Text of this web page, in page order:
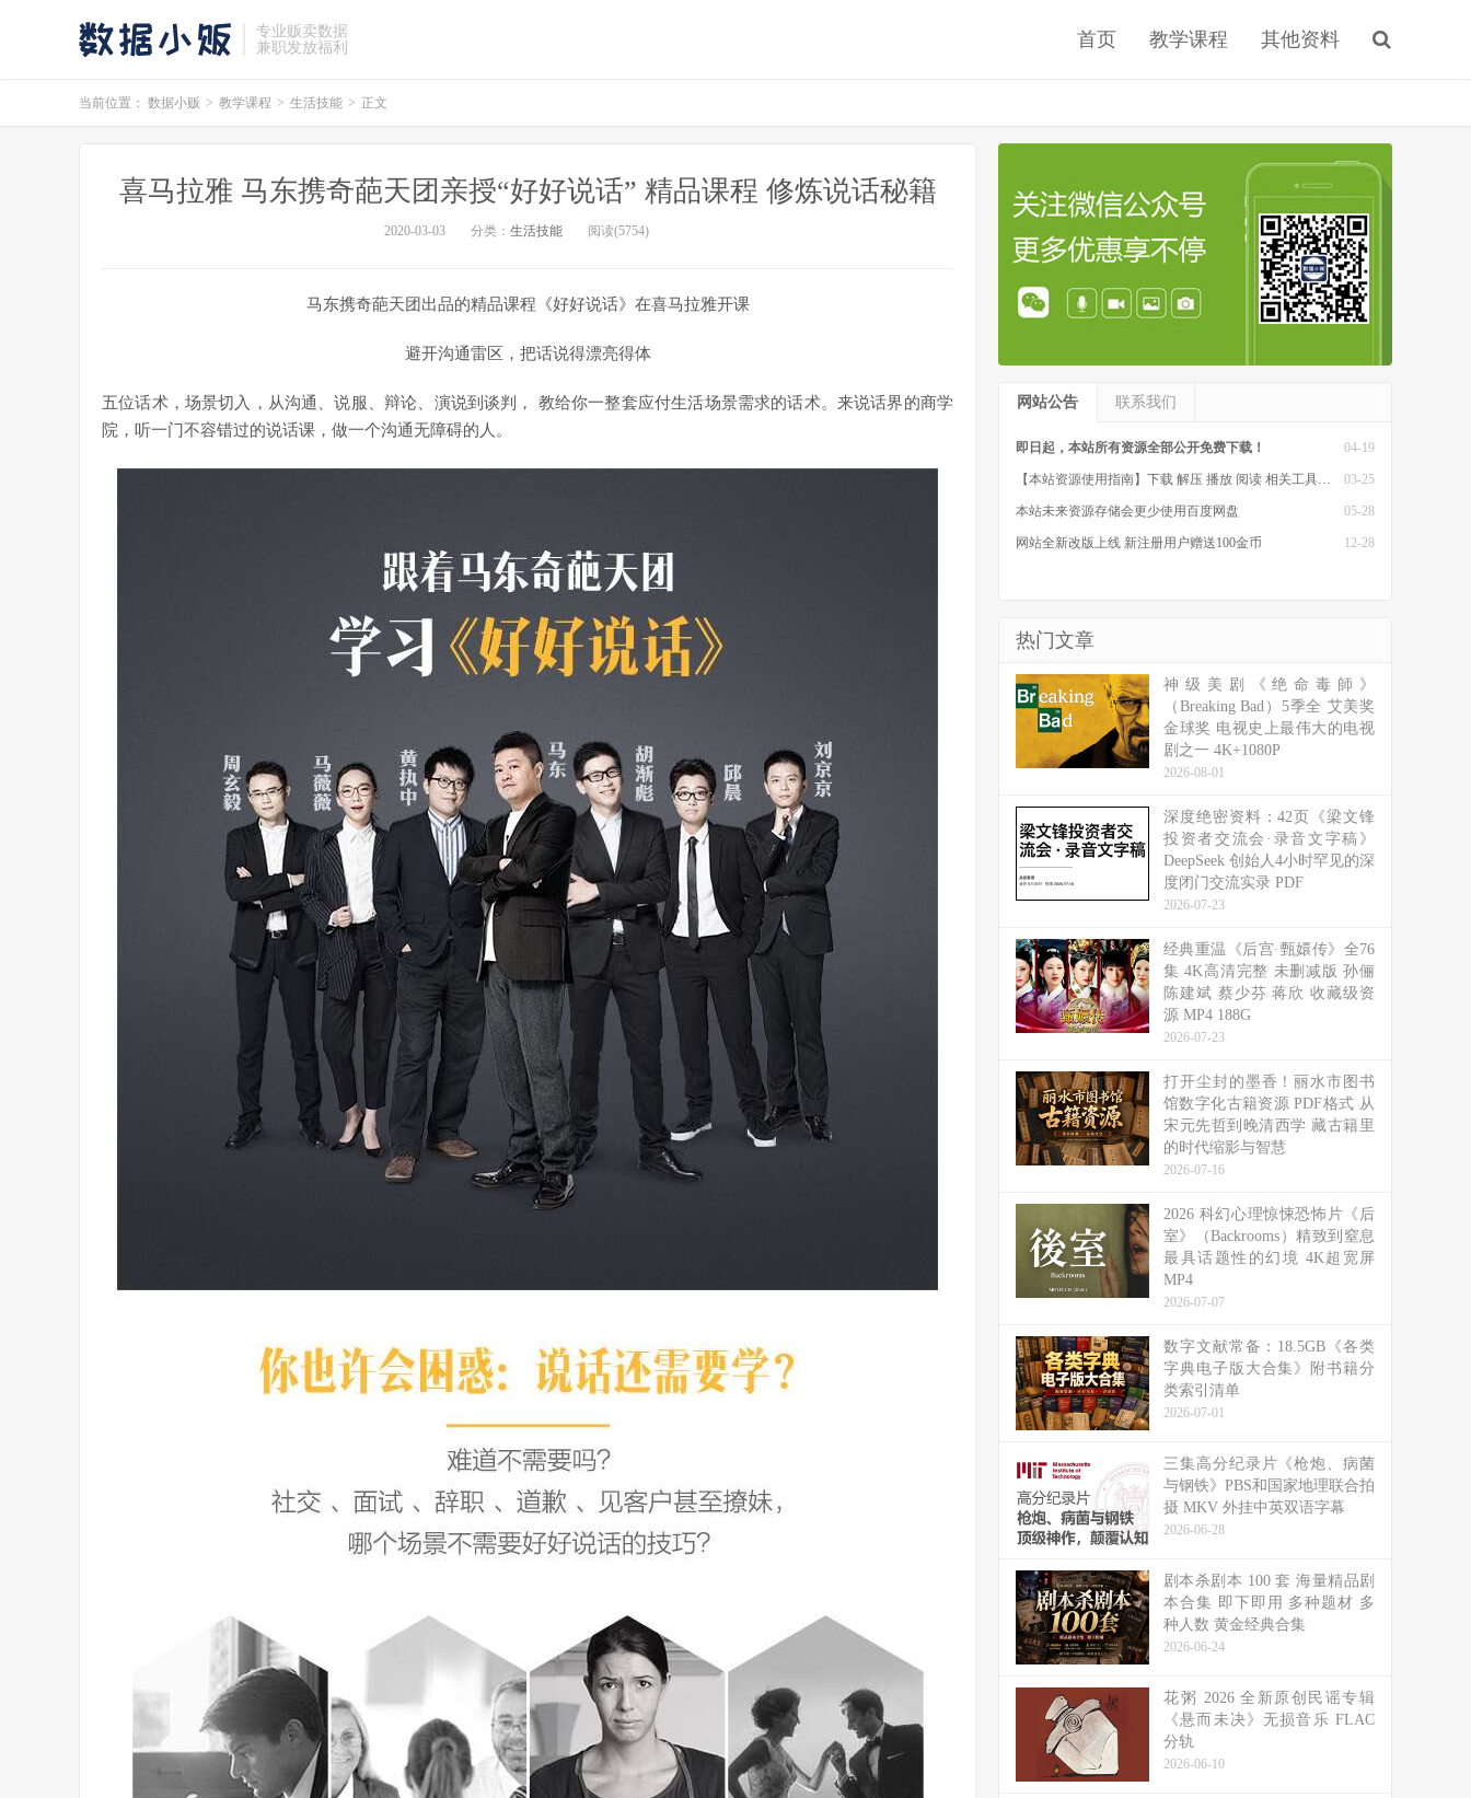
专业贩卖数据
兼职发放福利
首页 教学课程 其他资料
当前位置： 数据小贩 > 教学课程 > 生活技能 > 正文
喜马拉雅 马东携奇葩天团亲授“好好说话” 精品课程 修炼说话秘籍
2020-03-03 分类： 生活技能 阅读(5754)
马东携奇葩天团出品的精品课程《好好说话》在喜马拉雅开课
避开沟通雷区，把话说得漂亮得体
五位话术，场景切入，从沟通、说服、辩论、演说到谈判， 教给你一整套应付生活场景需求的话术。来说话界的商学
院，听一门不容错过的说话课，做一个沟通无障碍的人。
网站公告 联系我们
04-19
即日起，本站所有资源全部公开免费下载！
03-25
【本站资源使用指南】下载 解压 播放 阅读 相关工具软件
05-28
本站未来资源存储会更少使用百度网盘
12-28
网站全新改版上线 新注册用户赠送100金币
热门文章
神级美剧《绝命毒師》
（Breaking Bad）5季全 艾美奖
金球奖 电视史上最伟大的电视
剧之一 4K+1080P
2026-08-01
深度绝密资料：42页《梁文锋
投资者交流会·录音文字稿》
DeepSeek 创始人4小时罕见的深
度闭门交流实录 PDF
2026-07-23
经典重温《后宫·甄嬛传》全76
集 4K高清完整 未删减版 孙俪
陈建斌 蔡少芬 蒋欣 收藏级资
源 MP4 188G
2026-07-23
打开尘封的墨香！丽水市图书
馆数字化古籍资源 PDF格式 从
宋元先哲到晚清西学 藏古籍里
的时代缩影与智慧
2026-07-16
2026 科幻心理惊悚恐怖片《后
室》（Backrooms）精致到窒息
最具话题性的幻境 4K超宽屏
MP4
2026-07-07
数字文献常备：18.5GB《各类
字典电子版大合集》附书籍分
类索引清单
2026-07-01
三集高分纪录片《枪炮、病菌
与钢铁》PBS和国家地理联合拍
摄 MKV 外挂中英双语字幕
2026-06-28
剧本杀剧本 100 套 海量精品剧
本合集 即下即用 多种题材 多
种人数 黄金经典合集
2026-06-24
花粥 2026 全新原创民谣专辑
《悬而未决》无损音乐 FLAC
分轨
2026-06-10